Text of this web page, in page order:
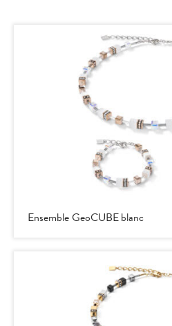
Ensemble GeoCUBE blanc